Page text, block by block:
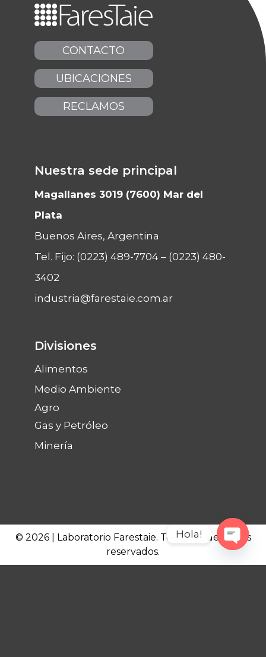
CONTACTO
UBICACIONES
RECLAMOS
Nuestra sede principal
Magallanes 3019 (7600) Mar del
Plata
Buenos Aires, Argentina
Tel. Fijo: (0223) 489-7704– (0223) 480-
3402
industria@farestaie.com.ar
Divisiones
Alimentos
Medio Ambiente
Agro
Gas y Petróleo
Minería
© 2026 | Laboratorio Farestaie. Todos los derechos
reservados.
Hola!